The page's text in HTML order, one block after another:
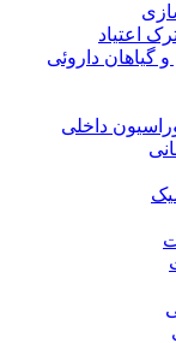
اعتیاد
گیاهان داروئی
داخلی